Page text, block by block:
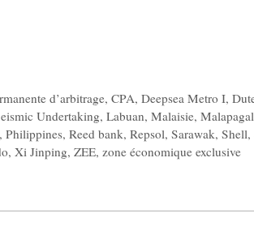
d’arbitrage,CPA,Deepsea Metro I,
Undertaking, Labuan, Malaisie, Malapagal
, Philippines, Reed bank, Repsol, Sarawak, Shell,
, Xi Jinping, ZEE, zone économique exclusive